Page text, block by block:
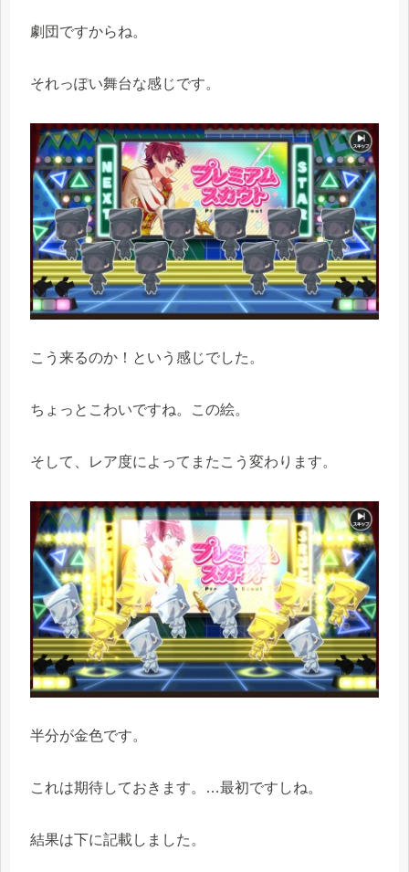
劇団ですからね。
それっぽい舞台な感じです。
こう来るのか！という感じでした。
ちょっとこわいですね。この絵。
そして、レア度によってまたこう変わります。
半分が金色です。
これは期待しておきます。…最初ですしね。
結果は下に記載しました。